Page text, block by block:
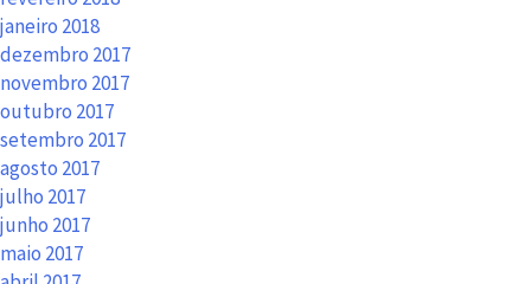
janeiro 2018
dezembro 2017
novembro 2017
outubro 2017
setembro 2017
agosto 2017
julho 2017
junho 2017
maio 2017